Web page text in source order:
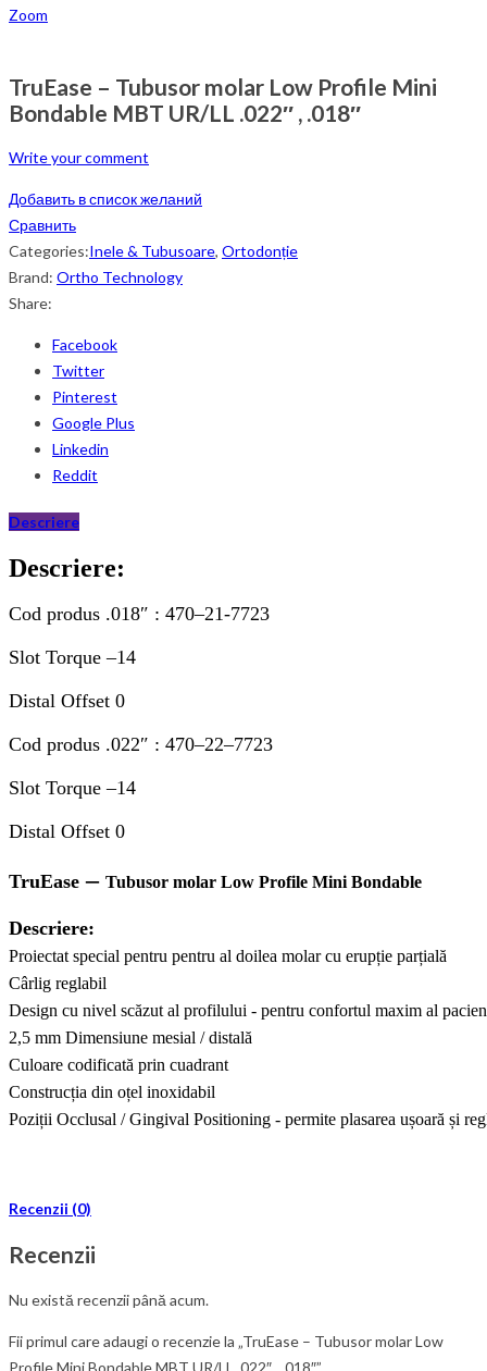
Zoom
TruEase – Tubusor molar Low Profile Mini
Bondable MBT UR/LL .022″ , .018″
Write your comment
Добавить в список желаний
Сравнить
Categories:Inele & Tubusoare, Ortodonție
Brand: Ortho Technology
Share:
Facebook
Twitter
Pinterest
Google Plus
Linkedin
Reddit
Descriere
Descriere:
Cod produs .018″ : 470–21-7723
Slot Torque –14
Distal Offset 0
Cod produs .022″ : 470–22–7723
Slot Torque –14
Distal Offset 0
TruEase – Tubusor molar Low Profile Mini Bondable
Descriere:
Proiectat special pentru pentru al doilea molar cu erupție parțială
Cârlig reglabil
Design cu nivel scăzut al profilului - pentru confortul maxim al
2,5 mm Dimensiune mesial / distală
Culoare codificată prin cuadrant
Construcția din oțel inoxidabil
Poziții Occlusal / Gingival Positioning - permite plasarea ușoară și
Recenzii (0)
Recenzii
Nu există recenzii până acum.
Fii primul care adaugi o recenzie la „TruEase – Tubusor molar Low
Profile Mini Bondable MBT UR/LL .022″ , .018″”